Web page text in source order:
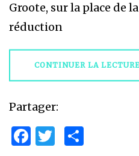
Groote, sur la place de
réduction
CONTINUER LA LECTURE
Partager:
Facebook
Twitter